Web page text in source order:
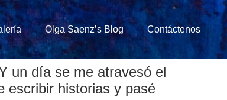
Olga Saenz’s Blog Contáctenos
un día se me atravesó el
escribir historias y pasé